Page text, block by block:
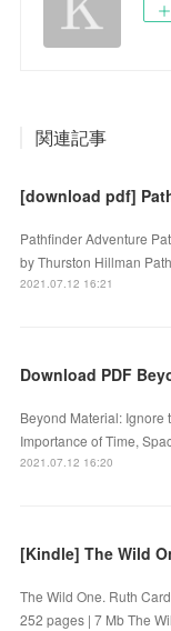
関連記事
Pathfinder Adventure
by Thurston Hillman
2021.07.12 16:21
Download PDF
Beyond Material: Ignore
Importance of Time,
2021.07.12 16:20
[Kindle] The Wild
The Wild One. Ruth
252 pages | 7 Mb The